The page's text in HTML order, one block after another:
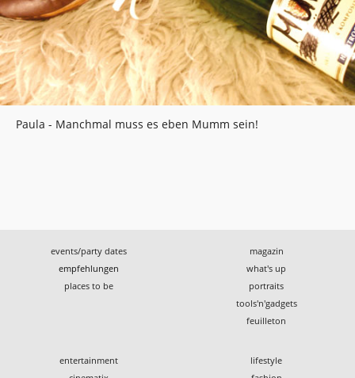
Paula - Manchmal muss es eben Mumm sein!
events/party dates
empfehlungen
places to be
magazin
what's up
portraits
tools'n'gadgets
feuilleton
entertainment
lifestyle